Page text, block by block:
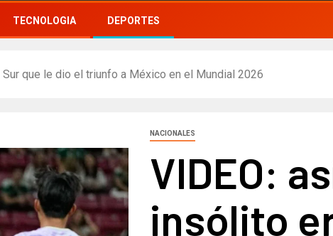
TECNOLOGIA DEPORTES
que le dio el triunfo a México en el Mundial 2026
NACIONALES
VIDEO:
insólito